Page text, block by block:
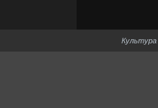
Культура